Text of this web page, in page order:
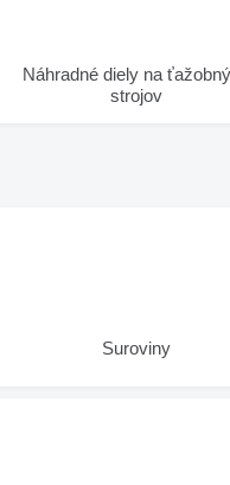
Náhradné diely na ťažobných
strojov
Suroviny